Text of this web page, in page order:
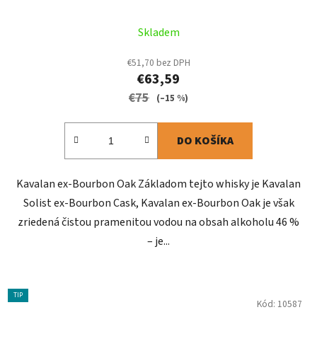
Skladem
€51,70 bez DPH
€63,59
€75 (–15 %)
DO KOŠÍKA
Kavalan ex-Bourbon Oak Základom tejto whisky je Kavalan
Solist ex-Bourbon Cask, Kavalan ex-Bourbon Oak je však
zriedená čistou pramenitou vodou na obsah alkoholu 46 %
– je...
TIP
Kód: 10587